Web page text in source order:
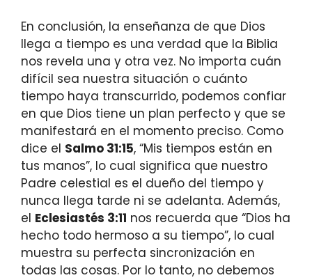
En conclusión, la enseñanza de que Dios
llega a tiempo es una verdad que la Biblia
nos revela una y otra vez. No importa cuán
difícil sea nuestra situación o cuánto
tiempo haya transcurrido, podemos confiar
en que Dios tiene un plan perfecto y que se
manifestará en el momento preciso. Como
dice el Salmo 31:15, “Mis tiempos están en
tus manos”, lo cual significa que nuestro
Padre celestial es el dueño del tiempo y
nunca llega tarde ni se adelanta. Además,
el Eclesiastés 3:11 nos recuerda que “Dios ha
hecho todo hermoso a su tiempo”, lo cual
muestra su perfecta sincronización en
todas las cosas. Por lo tanto, no debemos